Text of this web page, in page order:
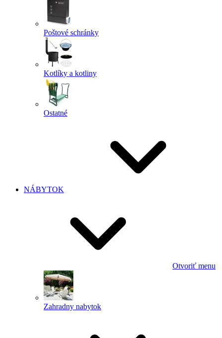
Poštové schránky
Kotlíky a kotliny
Ostatné
NÁBYTOK
Otvoriť menu
Zahradny nabytok